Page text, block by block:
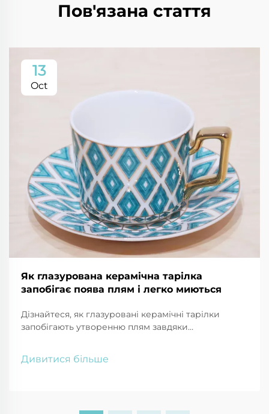
Пов'язана стаття
13
Oct
Як глазурована керамічна тарілка
запобігає поява плям і легко миються
Дізнайтеся, як глазуровані керамічні тарілки
запобігають утворенню плям завдяки
Дізнайтеся про хитрості чищення та поради щодо
Дивитися більше